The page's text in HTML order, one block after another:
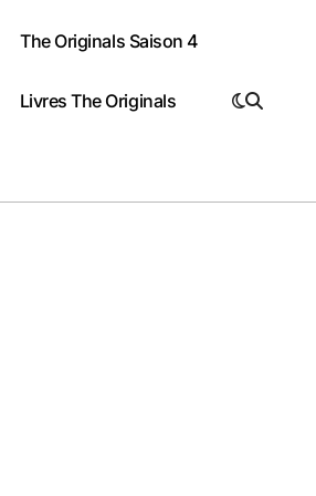
The Originals Saison 4
Livres The Originals